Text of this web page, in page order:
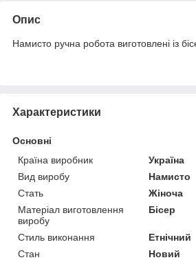
Опис
Намисто ручна робота виготовлені із
Характеристики
Основні
Країна виробник
Україна
Вид виробу
Намисто
Стать
Жіноча
Матеріал виготовлення
виробу
Бісер
Стиль виконання
Етнічний
Стан
Новий